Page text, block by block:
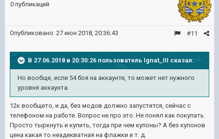
0 публикаций
#11
Опубликовано: 27 июн 2018, 20:36:43
В 27.06.2018 в 20:30:26 пользователь Ignat_III сказал:
Но вообще, если 54 боя на аккаунте, то может нет нужного
уровня аккаунта.
12к вообщето, и да, без модов должно запустится, сейчас с
телефоном на работе. Вопрос не про это. Не понял как покупать.
Просто тыркнуть и купить, тогда при чем купоны? А без купонов
цена какая то неадекватная на флажки и т. д.